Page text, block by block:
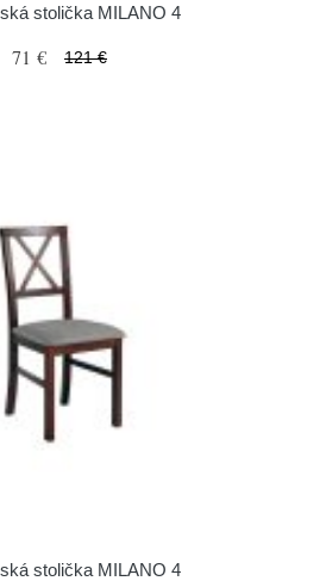
stolička MILANO 4
71 € 121 €
stolička MILANO 4